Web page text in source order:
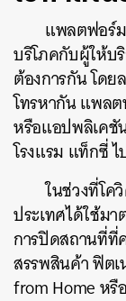
แพลตฟอร์ม
บริโภคกับผู้ให้บ
ต้องการกันโดย
โทรหากันแพลต
หรือแอปพลิเคชั
โรงแรม แท็กซี่
ในช่วงที่โค
ประเทศได้ใช้ม
การปิดสถานที่
สรรพสินค้าฟิตเ
from Homeหรื